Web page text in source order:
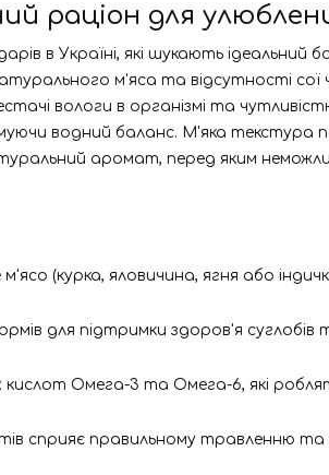
раціон для
в Україні, які шукають
м'яса та відсутності
вологи в організмі та
водний баланс. М'яка текстура
аромат, перед яким
(курка, яловичина, ягня або
для підтримки здоров'я
кислот Омега-3 та Омега-6, які
сприяє правильному травленню та